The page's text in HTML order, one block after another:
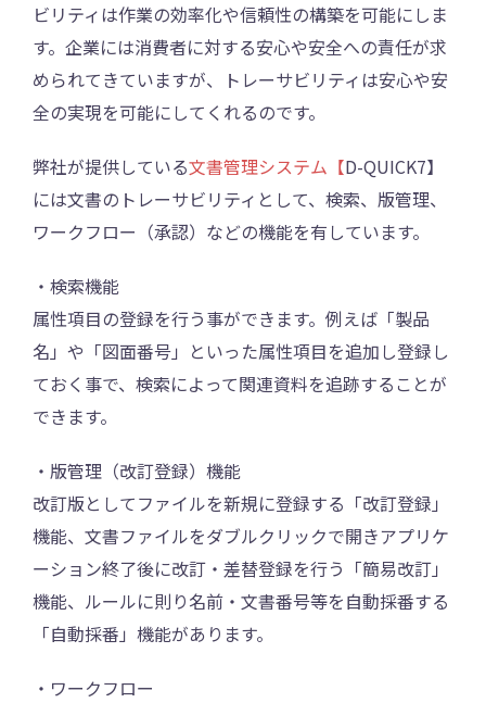
ビリティは作業の効率化や信頼性の構築を可能にしま
す。企業には消費者に対する安心や安全への責任が求
められてきていますが、トレーサビリティは安心や安
全の実現を可能にしてくれるのです。
弊社が提供している文書管理システム【D-QUICK7】
には文書のトレーサビリティとして、検索、版管理、
ワークフロー（承認）などの機能を有しています。
・検索機能
属性項目の登録を行う事ができます。例えば「製品
名」や「図面番号」といった属性項目を追加し登録し
ておく事で、検索によって関連資料を追跡することが
できます。
・版管理（改訂登録）機能
改訂版としてファイルを新規に登録する「改訂登録」
機能、文書ファイルをダブルクリックで開きアプリケ
ーション終了後に改訂・差替登録を行う「簡易改訂」
機能、ルールに則り名前・文書番号等を自動採番する
「自動採番」機能があります。
・ワークフロー